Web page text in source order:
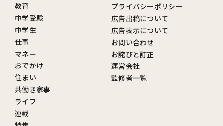
教育
中学受験
中学生
仕事
マネー
おでかけ
住まい
共働き家事
ライフ
連載
プライバシーポリシー
広告出稿について
広告表示について
お問い合わせ
お詫びと訂正
運営会社
監修者一覧